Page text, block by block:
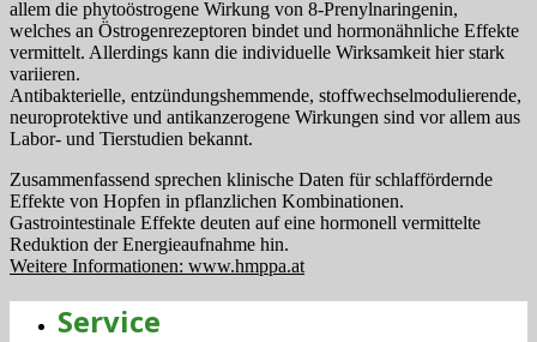
allem die phytoöstrogene Wirkung von 8-Prenylnaringenin,
welches an Östrogenrezeptoren bindet und hormonähnliche Effekte
vermittelt. Allerdings kann die individuelle Wirksamkeit hier stark
variieren.
Antibakterielle, entzündungshemmende, stoffwechselmodulierende,
neuroprotektive und antikanzerogene Wirkungen sind vor allem aus
Labor- und Tierstudien bekannt.
Zusammenfassend sprechen klinische Daten für schlaffördernde
Effekte von Hopfen in pflanzlichen Kombinationen.
Gastrointestinale Effekte deuten auf eine hormonell vermittelte
Reduktion der Energieaufnahme hin.
Weitere Informationen: www.hmppa.at
Service